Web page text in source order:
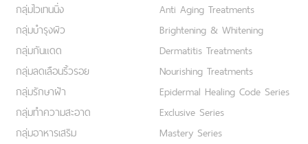
กลุ่มไวเทนนิ่ง
กลุ่มบำรุงผิว
กลุ่มกันแดด
กลุ่มลดเลือนริ้วรอย
กลุ่มรักษาฝ้า
กลุ่มทำความสะอาด
กลุ่มอาหารเสริม
Anti Aging Treatments
Brightening & Whitening
Dermatitis Treatments
Nourishing Treatments
Epidermal Healing Code Series
Exclusive Series
Mastery Series